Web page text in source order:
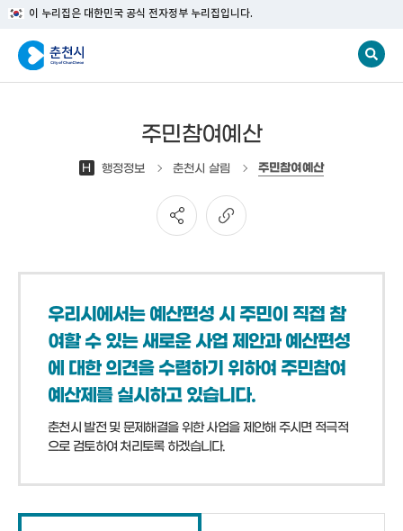
이 누리집은 대한민국 공식 전자정부 누리집입니다.
주민참여예산
H 행정정보 춘천시 살림 주민참여예산
우리시에서는 예산편성 시 주민이 직접 참
여할 수 있는 새로운 사업 제안과 예산편성
에 대한 의견을 수렴하기 위하여 주민참여
예산제를 실시하고 있습니다.
춘천시 발전 및 문제해결을 위한 사업을 제안해 주시면 적극적
으로 검토하여 처리토록 하겠습니다.